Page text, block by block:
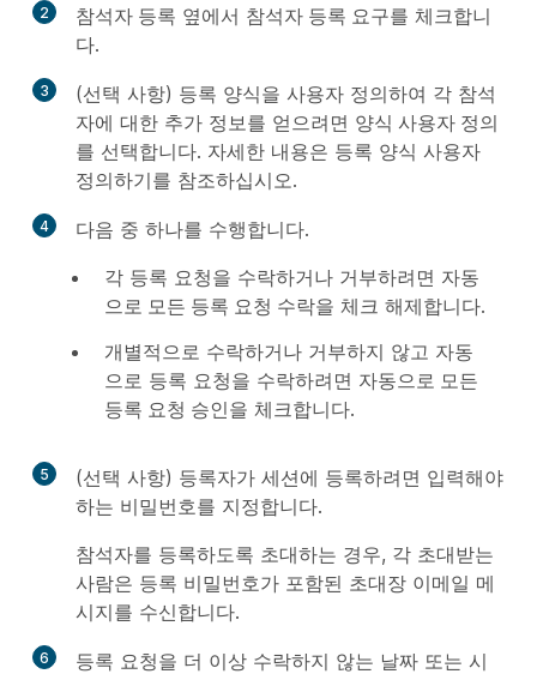
2 참석자 등록 옆에서 참석자 등록 요구를 체크합니
다.
3
(선택 사항) 등록 양식을 사용자 정의하여 각 참석
자에 대한 추가 정보를 얻으려면 양식 사용자 정의
를 선택합니다. 자세한 내용은 등록 양식 사용자
정의하기를 참조하십시오.
4
다음 중 하나를 수행합니다.
각 등록 요청을 수락하거나 거부하려면 자동
으로 모든 등록 요청 수락을 체크 해제합니다.
개별적으로 수락하거나 거부하지 않고 자동
으로 등록 요청을 수락하려면 자동으로 모든
등록 요청 승인을 체크합니다.
5
(선택 사항) 등록자가 세션에 등록하려면 입력해야
하는 비밀번호를 지정합니다.
참석자를 등록하도록 초대하는 경우, 각 초대받는
사람은 등록 비밀번호가 포함된 초대장 이메일 메
시지를 수신합니다.
6
등록 요청을 더 이상 수락하지 않는 날짜 또는 시